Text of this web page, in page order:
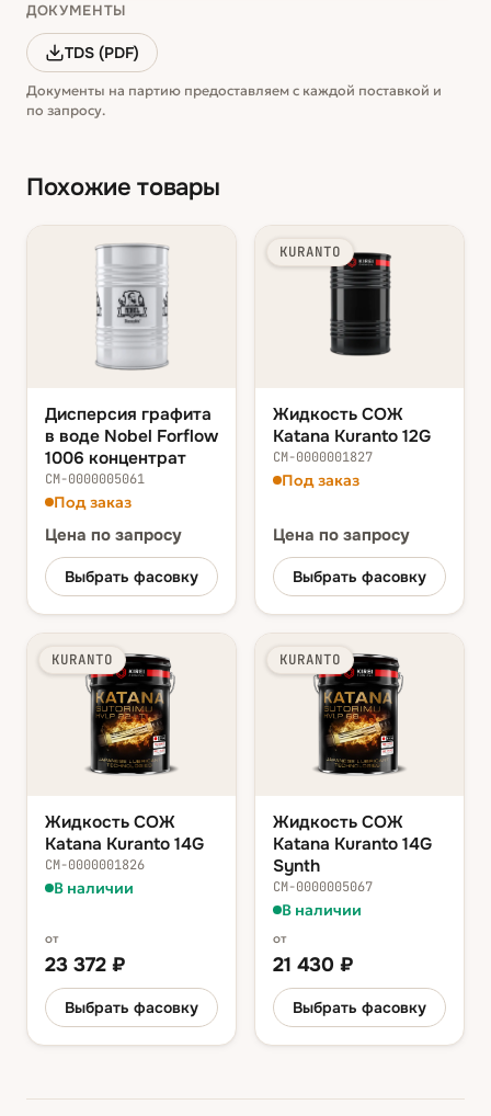
ДОКУМЕНТЫ
TDS (PDF)
Документы на партию предоставляем с каждой поставкой и
по запросу.
Похожие товары
Дисперсия графита
в воде Nobel Forflow
1006 концентрат
СМ-0000005061
Под заказ
Цена по запросу
Выбрать фасовку
KURANTO
Жидкость СОЖ
Katana Kuranto 12G
СМ-0000001827
Под заказ
Цена по запросу
Выбрать фасовку
KURANTO
Жидкость СОЖ
Katana Kuranto 14G
СМ-0000001826
В наличии
от
23 372 ₽
Выбрать фасовку
KURANTO
Жидкость СОЖ
Katana Kuranto 14G
Synth
СМ-0000005067
В наличии
от
21 430 ₽
Выбрать фасовку